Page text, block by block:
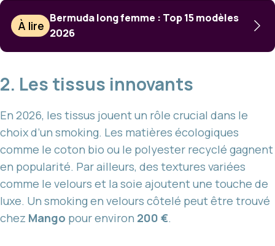
À lire
Bermuda long femme : Top 15 modèles
2026
2. Les tissus innovants
En 2026, les tissus jouent un rôle crucial dans le
choix d’un smoking. Les matières écologiques
comme le coton bio ou le polyester recyclé gagnent
en popularité. Par ailleurs, des textures variées
comme le velours et la soie ajoutent une touche de
luxe. Un smoking en velours côtelé peut être trouvé
chez Mango pour environ 200 €.